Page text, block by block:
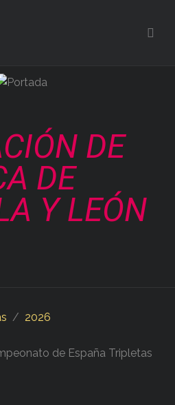
DE
DE
Y LEÓN
2026
de España Tripletas